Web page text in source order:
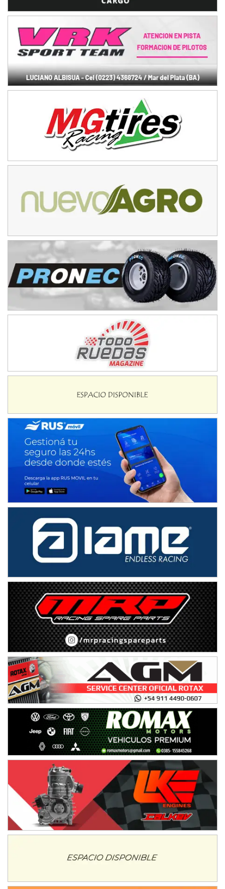
NORESTE SANTAFESINO - F6
Avellaneda (Santa Fe)
SUR SANTAFESINO - F4
Rufino (Santa Fe)
TUCUMANO - F5
El Timbó (Tucumán)